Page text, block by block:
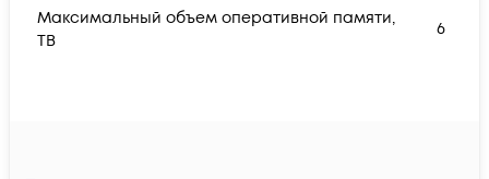
Максимальный объем оперативной памяти,
TB
6